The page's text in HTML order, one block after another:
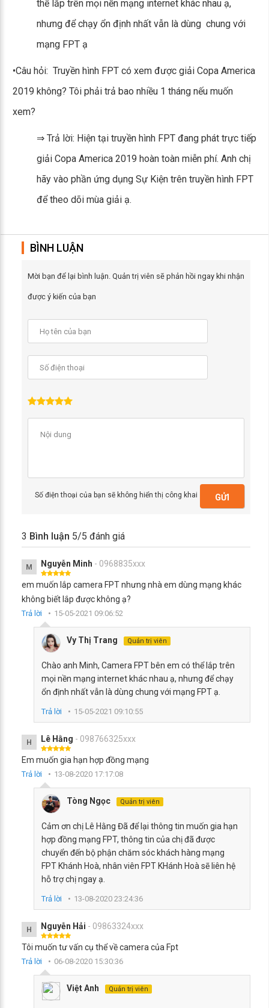
thể lắp trên mọi nền mạng internet khác nhau ạ,
nhưng để chạy ổn định nhất vẫn là dùng chung với
mạng FPT ạ
•Câu hỏi: Truyền hình FPT có xem được giải Copa America
2019 không? Tôi phải trả bao nhiều 1 tháng nếu muốn
xem?
⇒ Trả lời: Hiện tại truyền hình FPT đang phát trực tiếp
giải Copa America 2019 hoàn toàn miễn phí. Anh chị
hãy vào phần ứng dụng Sự Kiện trên truyền hình FPT
để theo dõi mùa giải ạ.
BÌNH LUẬN
Mời bạn để lại bình luận. Quản trị viên sẽ phản hồi ngay khi nhận
được ý kiến của bạn
Số điện thoại của bạn sẽ không hiển thị công khai GỬI
3 Bình luận 5/5 đánh giá
M Nguyễn Minh - 0968835xxx
em muốn lắp camera FPT nhưng nhà em dùng mạng khác
không biết lắp được không ạ?
Trả lời 15-05-2021 09:06:52
Vy Thị Trang Quản trị viên
Chào anh Minh, Camera FPT bên em có thể lắp trên
mọi nền mạng internet khác nhau ạ, nhưng để chạy
ổn định nhất vẫn là dùng chung với mạng FPT ạ.
Trả lời 15-05-2021 09:10:55
H Lê Hằng - 098766325xxx
Em muốn gia hạn hợp đồng mạng
Trả lời 13-08-2020 17:17:08
Tòng Ngọc Quản trị viên
Cảm ơn chị Lê Hằng Đã để lại thông tin muốn gia hạn
hợp đồng mạng FPT, thông tin của chị đã được
chuyển đến bộ phận chăm sóc khách hàng mạng
FPT Khánh Hoà, nhân viên FPT KHánh Hoà sẽ liên hệ
hỗ trợ chị ngay ạ.
Trả lời 13-08-2020 23:24:36
H Nguyễn Hải - 09863324xxx
Tôi muốn tư vấn cụ thể về camera của Fpt
Trả lời 06-08-2020 15:30:36
Việt Anh Quản trị viên